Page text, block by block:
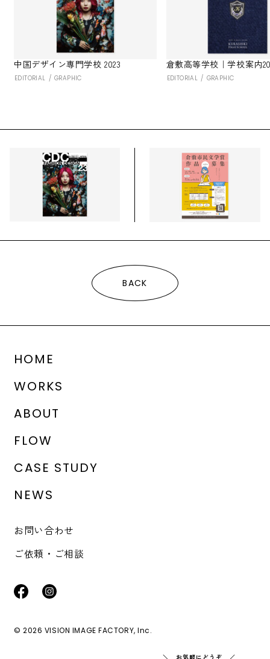
中国デザイン専門学校 2023
EDITORIAL GRAPHIC
倉敷高等学校｜学校案内
EDITORIAL GRAPHIC
BACK
HOME
WORKS
ABOUT
FLOW
CASE STUDY
NEWS
お問い合わせ
ご依頼・ご相談
© 2026 VISION IMAGE FACTORY, Inc.